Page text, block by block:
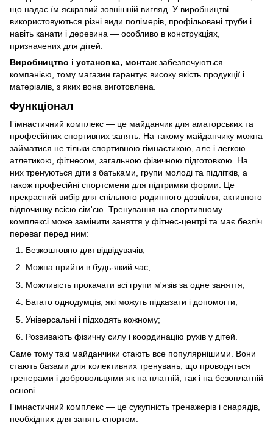
що надає їм яскравий зовнішній вигляд. У виробництві
використовуються різні види полімерів, профільовані труби і
навіть канати і деревина — особливо в конструкціях,
призначених для дітей.
Виробництво і установка, монтаж забезпечуються
компанією, тому магазин гарантує високу якість продукції і
матеріалів, з яких вона виготовлена.
Функціонал
Гімнастичний комплекс — це майданчик для аматорських та
професійних спортивних занять. На такому майданчику можна
займатися не тільки спортивною гімнастикою, але і легкою
атлетикою, фітнесом, загальною фізичною підготовкою. На
них тренуються діти з батьками, групи молоді та підлітків, а
також професійні спортсмени для підтримки форми. Це
прекрасний вибір для спільного родинного дозвілля, активного
відпочинку всією сім'єю. Тренування на спортивному
комплексі може замінити заняття у фітнес-центрі та має безліч
переваг перед ним:
Безкоштовно для відвідувачів;
Можна прийти в будь-який час;
Можливість прокачати всі групи м'язів за одне заняття;
Багато однодумців, які можуть підказати і допомогти;
Універсальні і підходять кожному;
Розвивають фізичну силу і координацію рухів у дітей.
Саме тому такі майданчики стають все популярнішими. Вони
стають базами для колективних тренувань, що проводяться
тренерами і добровольцями як на платній, так і на безоплатній
основі.
Гімнастичний комплекс — це сукупність тренажерів і снарядів,
необхідних для занять спортом.